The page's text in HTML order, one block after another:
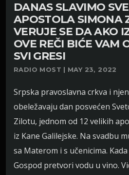
DANAS SLAVIMO
APOSTOLA SIMONA
VERUJE SE DA AKO
OVE REČI BIĆE VAM
SVI GRESI
RADIO MOST | MAY 23, 2022
Srpska pravoslavna crkva i
obeležavaju dan posvećen
Zilotu, jednom od 12 velikih
iz Kane Galilejske. Na svadbu
sa Materom i s učenicima.
Gospod pretvori vodu u vino.